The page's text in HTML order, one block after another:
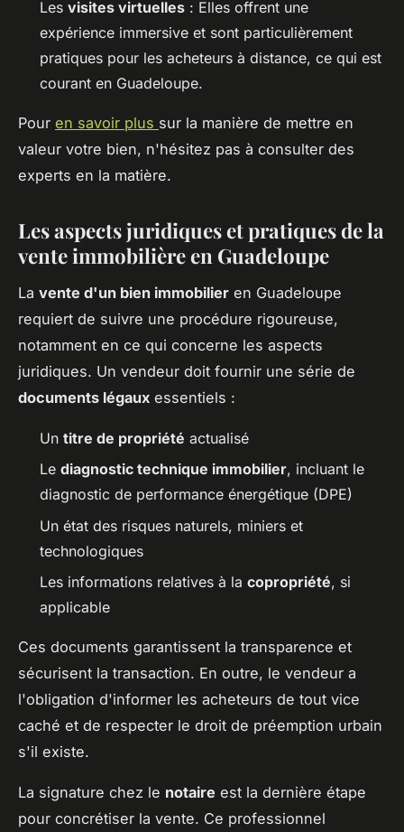
Les visites virtuelles : Elles offrent une
expérience immersive et sont particulièrement
pratiques pour les acheteurs à distance, ce qui est
courant en Guadeloupe.
Pour en savoir plus sur la manière de mettre en
valeur votre bien, n'hésitez pas à consulter des
experts en la matière.
Les aspects juridiques et pratiques de la
vente immobilière en Guadeloupe
La vente d'un bien immobilier en Guadeloupe
requiert de suivre une procédure rigoureuse,
notamment en ce qui concerne les aspects
juridiques. Un vendeur doit fournir une série de
documents légaux essentiels :
Un titre de propriété actualisé
Le diagnostic technique immobilier, incluant le
diagnostic de performance énergétique (DPE)
Un état des risques naturels, miniers et
technologiques
Les informations relatives à la copropriété, si
applicable
Ces documents garantissent la transparence et
sécurisent la transaction. En outre, le vendeur a
l'obligation d'informer les acheteurs de tout vice
caché et de respecter le droit de préemption urbain
s'il existe.
La signature chez le notaire est la dernière étape
pour concrétiser la vente. Ce professionnel